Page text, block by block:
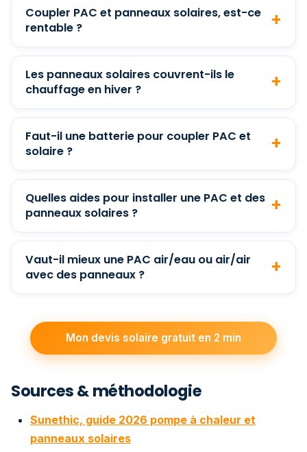
Coupler PAC et panneaux solaires, est-ce
rentable ?
Les panneaux solaires couvrent-ils le
chauffage en hiver ?
Faut-il une batterie pour coupler PAC et
solaire ?
Quelles aides pour installer une PAC et des
panneaux solaires ?
Vaut-il mieux une PAC air/eau ou air/air
avec des panneaux ?
Mon devis solaire gratuit en 2 min
Sources & méthodologie
Sunethic, guide 2026 pompe à chaleur et
panneaux solaires